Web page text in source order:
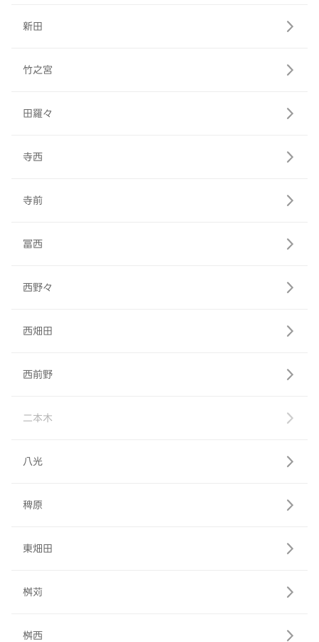
新田
竹之宮
田羅々
寺西
寺前
冨西
西野々
西畑田
西前野
二本木
八光
稗原
東畑田
桝苅
桝西